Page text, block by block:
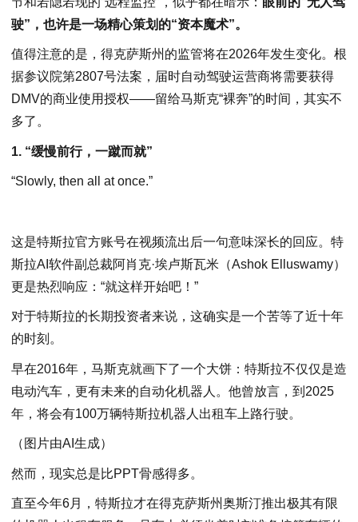
驶”，也许是一场精心策划的“资本魔术”。
值得注意的是，得克萨斯州的监管将在2026年发生变化。根
据参议院第2807号法案，届时自动驾驶运营商将需要获得
DMV的商业使用授权——留给马斯克“裸奔”的时间，其实不
多了。
1. “缓慢前行，一蹴而就”
“Slowly, then all at once.”
这是特斯拉官方账号在视频流出后一句意味深长的回应。特
斯拉AI软件副总裁阿肖克·埃卢斯瓦米（Ashok Elluswamy）
更是热烈响应：“就这样开始吧！”
对于特斯拉的长期投资者来说，这确实是一个苦等了近十年
的时刻。
早在2016年，马斯克就画下了一个大饼：特斯拉不仅仅是造
电动汽车，更有未来的自动化机器人。他曾放言，到2025
年，将会有100万辆特斯拉机器人出租车上路行驶。
（图片由AI生成）
然而，现实总是比PPT骨感得多。
直至今年6月，特斯拉才在得克萨斯州奥斯汀推出极其有限